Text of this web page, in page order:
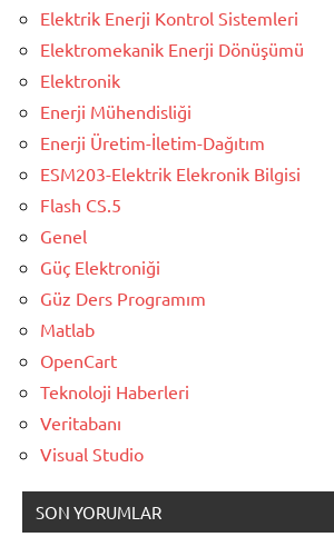
Elektrik Enerji Kontrol Sistemleri
Elektromekanik Enerji Dönüşümü
Elektronik
Enerji Mühendisliği
Enerji Üretim-İletim-Dağıtım
ESM203-Elektrik Elekronik Bilgisi
Flash CS.5
Genel
Güç Elektroniği
Güz Ders Programım
Matlab
OpenCart
Teknoloji Haberleri
Veritabanı
Visual Studio
SON YORUMLAR